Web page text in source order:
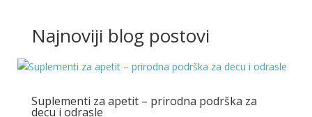
Najnoviji blog postovi
Suplementi za apetit – prirodna podrška za
decu i odrasle